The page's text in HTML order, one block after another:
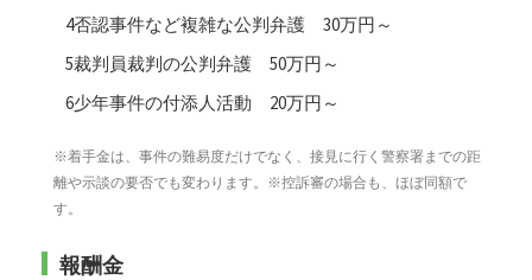
4否認事件など複雑な公判弁護 30万円～
5裁判員裁判の公判弁護 50万円～
6少年事件の付添人活動 20万円～
※着手金は、事件の難易度だけでなく、接見に行く警察署までの距
離や示談の要否でも変わります。※控訴審の場合も、ほぼ同額で
す。
報酬金